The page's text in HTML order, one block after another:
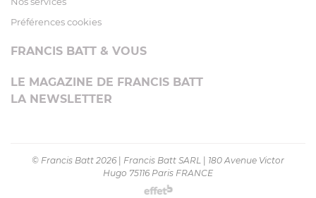
Préférences cookies
FRANCIS BATT & VOUS
LE MAGAZINE DE FRANCIS BATT
LA NEWSLETTER
© Francis Batt 2026 Francis Batt SARL
180 Avenue Victor
Hugo 75116 Paris FRANCE